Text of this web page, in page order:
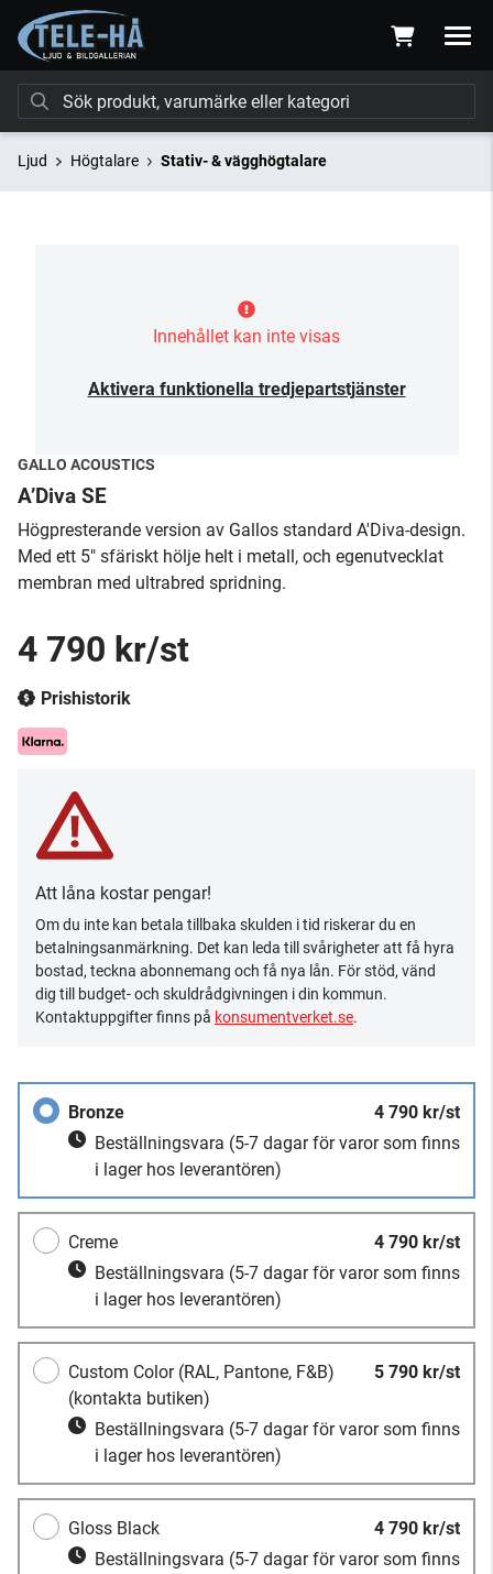
Ljud Högtalare Stativ- & vägghögtalare
Innehållet kan inte visas
Aktivera funktionella tredjepartstjänster
GALLO ACOUSTICS
A’Diva SE
​Högpresterande version av Gallos standard A'Diva-design.
Med ett 5" sfäriskt hölje helt i metall, och egenutvecklat
membran med ultrabred spridning.
4 790 kr/st
Prishistorik
Att låna kostar pengar!
Om du inte kan betala tillbaka skulden i tid riskerar du en
betalningsanmärkning. Det kan leda till svårigheter att få hyra
bostad, teckna abonnemang och få nya lån. För stöd, vänd
dig till budget- och skuldrådgivningen i din kommun.
Kontaktuppgifter finns på konsumentverket.se.
Bronze
4 790 kr/st
Beställningsvara (5-7 dagar för varor som finns
i lager hos leverantören)
Creme
4 790 kr/st
Beställningsvara (5-7 dagar för varor som finns
i lager hos leverantören)
Custom Color (RAL, Pantone, F&B)
(kontakta butiken)
5 790 kr/st
Beställningsvara (5-7 dagar för varor som finns
i lager hos leverantören)
Gloss Black
4 790 kr/st
Beställningsvara (5-7 dagar för varor som finns